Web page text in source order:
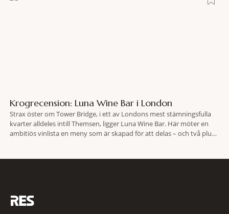
Krogrecension: Luna Wine Bar i London
Strax öster om Tower Bridge, i ett av Londons mest stämningsfulla
kvarter alldeles intill Themsen, ligger Luna Wine Bar. Här möter en
ambitiös vinlista en meny som är skapad för att delas – och två plus